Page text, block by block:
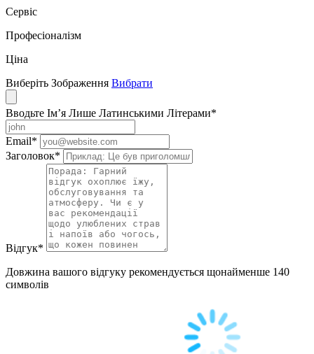
Сервіс
Професіоналізм
Ціна
Виберіть Зображення Вибрати
Вводьте Ім’я Лише Латинськими Літерами*
Email*
Заголовок*
Відгук*
Довжина вашого відгуку рекомендується щонайменше 140
символів